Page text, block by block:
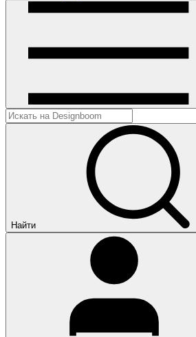
Найти